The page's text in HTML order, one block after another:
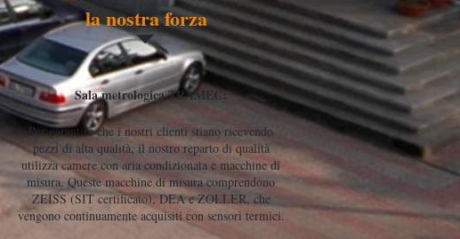
la nostra forza
Sala metrologica TRAMEC:
Per garantire che i nostri clienti stiano ricevendo
pezzi di alta qualità, il nostro reparto di qualità
utilizza camere con aria condizionata e macchine di
misura. Queste macchine di misura comprendono
ZEISS (SIT certificato), DEA e ZOLLER, che
vengono continuamente acquisiti con sensori termici.